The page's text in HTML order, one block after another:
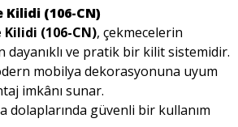
Kilidi (106-CN)
Kilidi (106-CN), çekmecelerin
dayanıklı ve pratik bir kilit sistemidir.
mobilya dekorasyonuna uyum
imkânı sunar.
dolaplarında güvenli bir kullanım